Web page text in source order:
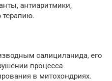
антиаритмики,
салициланида, его
процесса
в митохондриях.